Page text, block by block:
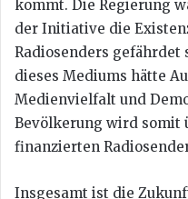
kommt. Die Regierung
der Initiative die
Radiosenders gefährdet
dieses Mediums hätte
Medienvielfalt und
Bevölkerung wird somit
finanzierten
Insgesamt ist die